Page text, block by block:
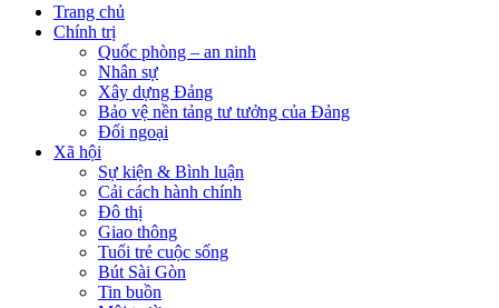
Trang chủ
Chính trị
Quốc phòng – an ninh
Nhân sự
Xây dựng Đảng
Bảo vệ nền tảng tư tưởng của Đảng
Đối ngoại
Xã hội
Sự kiện & Bình luận
Cải cách hành chính
Đô thị
Giao thông
Tuổi trẻ cuộc sống
Bút Sài Gòn
Tin buồn